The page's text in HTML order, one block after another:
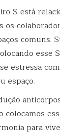
S está
comuns.
esse
estressa
espaço.
para